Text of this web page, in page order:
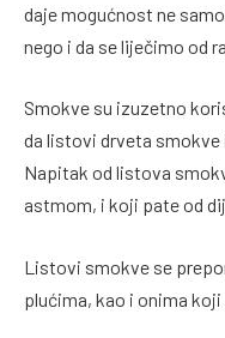
daje mogućnost ne
nego i da se liječimo od
Smokve su izuzetno
da listovi drveta
Napitak od listova
astmom, i koji pate od
Listovi smokve se
plućima, kao i onima